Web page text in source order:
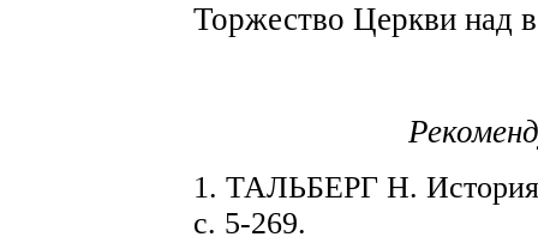
Торжество Церкви над
1. ТАЛЬБЕРГ Н.
с. 5-269.